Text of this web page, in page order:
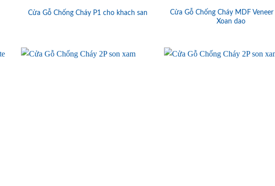
Cửa Gỗ Chống Cháy P1 cho khach san
Cửa Gỗ Chống Cháy MDF Veneer
Xoan dao